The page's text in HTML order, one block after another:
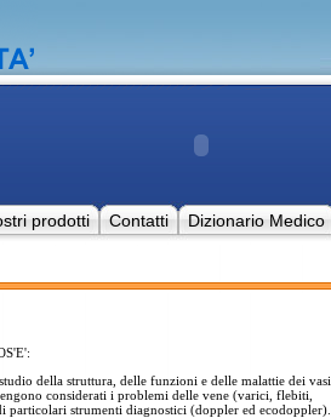
prodotti Contatti Dizionario Medico
della struttura, delle funzioni e delle malattie dei vasi
considerati i problemi delle vene (varici, flebiti,
strumenti diagnostici (doppler ed ecodoppler).